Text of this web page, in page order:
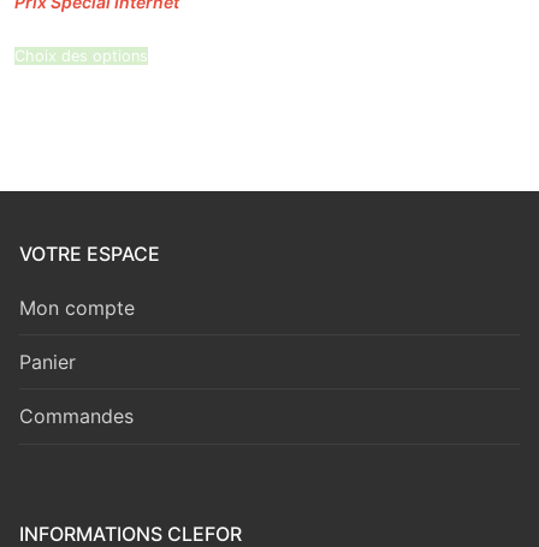
Choix des options
VOTRE ESPACE
Mon compte
Panier
Commandes
INFORMATIONS CLEFOR